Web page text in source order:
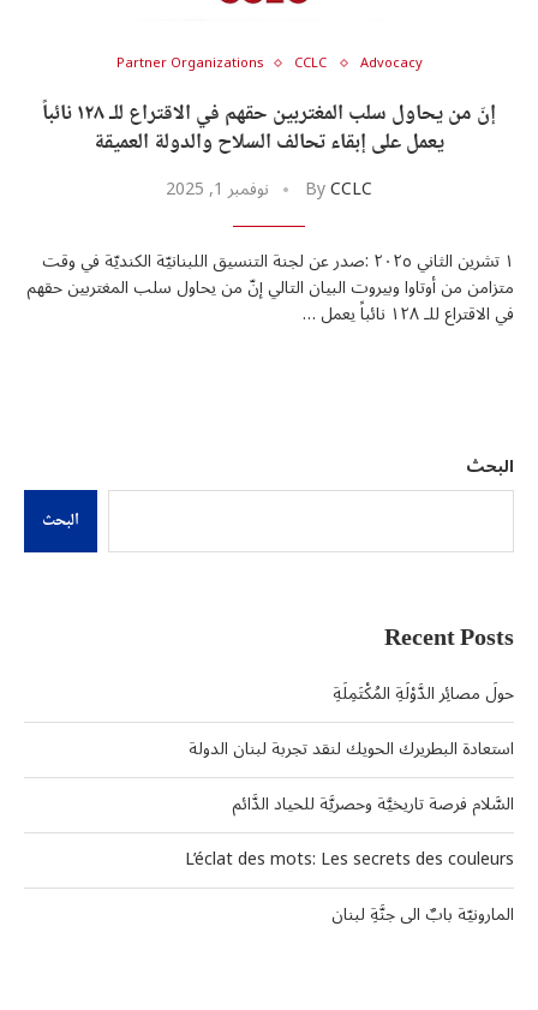
Advocacy
CCLC
Partner Organizations
إنّ من يحاول سلب المغتربين حقهم في الاقتراع للـ ١٢٨ نائباً
يعمل على إبقاء تحالف السلاح والدولة العميقة
ByCCLC نوفمبر 1, 2025
١ تشرين الثاني ٢٠٢٥ :صدر عن لجنة التنسيق اللبنانيّة الكنديّة في وقت
متزامن من أوتاوا وبيروت البيان التالي إنّ من يحاول سلب المغتربين حقهم
في الاقتراع للـ ١٢٨ نائباً يعمل …
البحث
البحث
Recent Posts
حولَ مصائِر الدَّوْلَةِ المُكْتَمِلَةِ
استعادة البطريرك الحويك لنقد تجربة لبنان الدولة
السَّلام فرصة تاريخيَّة وحصريَّة للحياد الدَّائم
L’éclat des mots: Les secrets des couleurs
المارونيّة بابٌ الى جنَّةِ لبنان